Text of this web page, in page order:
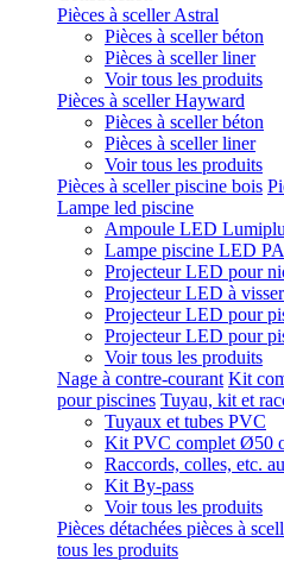
Pièces à sceller Astral
Pièces à sceller béton
Pièces à sceller liner
Voir tous les produits
Pièces à sceller Hayward
Pièces à sceller béton
Pièces à sceller liner
Voir tous les produits
Pièces à sceller piscine bois
Lampe led piscine
Ampoule LED
Lampe piscine LED
Projecteur LED pour
Projecteur LED à
Projecteur LED pour
Projecteur LED pour
Voir tous les produits
Nage à contre-courant Kit
pour piscines Tuyau, kit et
Tuyaux et tubes PVC
Kit PVC complet Ø50
Raccords, colles, etc.
Kit By-pass
Voir tous les produits
Pièces détachées pièces à
tous les produits